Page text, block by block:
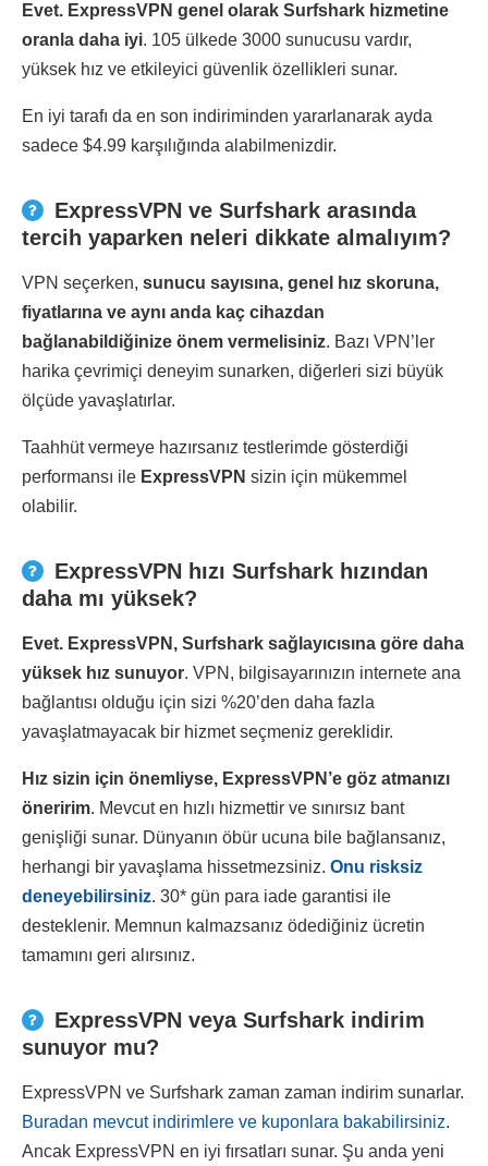
Evet. ExpressVPN genel olarak Surfshark hizmetine
oranla daha iyi. 105 ülkede 3000 sunucusu vardır,
yüksek hız ve etkileyici güvenlik özellikleri sunar.
En iyi tarafı da en son indiriminden yararlanarak ayda
sadece $4.99 karşılığında alabilmenizdir.
ExpressVPN ve Surfshark arasında
tercih yaparken neleri dikkate almalıyım?
VPN seçerken, sunucu sayısına, genel hız skoruna,
fiyatlarına ve aynı anda kaç cihazdan
bağlanabildiğinize önem vermelisiniz. Bazı VPN’ler
harika çevrimiçi deneyim sunarken, diğerleri sizi büyük
ölçüde yavaşlatırlar.
Taahhüt vermeye hazırsanız testlerimde gösterdiği
performansı ile ExpressVPN sizin için mükemmel
olabilir.
ExpressVPN hızı Surfshark hızından
daha mı yüksek?
Evet. ExpressVPN, Surfshark sağlayıcısına göre daha
yüksek hız sunuyor. VPN, bilgisayarınızın internete ana
bağlantısı olduğu için sizi %20’den daha fazla
yavaşlatmayacak bir hizmet seçmeniz gereklidir.
Hız sizin için önemliyse, ExpressVPN’e göz atmanızı
öneririm. Mevcut en hızlı hizmettir ve sınırsız bant
genişliği sunar. Dünyanın öbür ucuna bile bağlansanız,
herhangi bir yavaşlama hissetmezsiniz. Onu risksiz
deneyebilirsiniz. 30* gün para iade garantisi ile
desteklenir. Memnun kalmazsanız ödediğiniz ücretin
tamamını geri alırsınız.
ExpressVPN veya Surfshark indirim
sunuyor mu?
ExpressVPN ve Surfshark zaman zaman indirim sunarlar.
Buradan mevcut indirimlere ve kuponlara bakabilirsiniz.
Ancak ExpressVPN en iyi fırsatları sunar. Şu anda yeni